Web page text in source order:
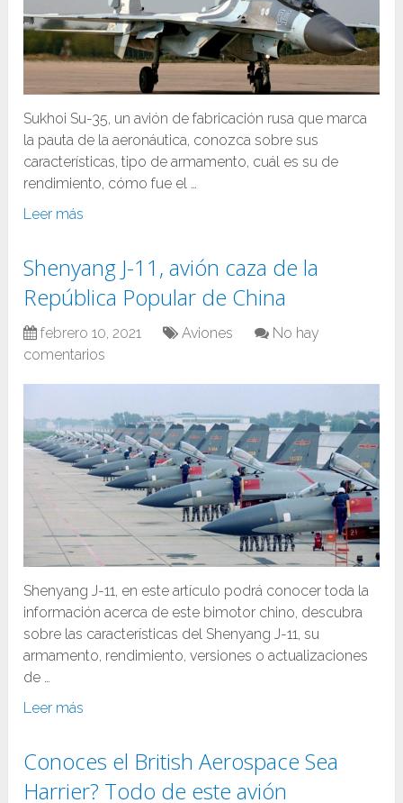
Sukhoi Su-35, un avión de fabricación rusa que marca
la pauta de la aeronáutica, conozca sobre sus
características, tipo de armamento, cuál es su de
rendimiento, cómo fue el …
Leer más
Shenyang J-11, avión caza de la
República Popular de China
febrero 10, 2021 Aviones
No hay
comentarios
Shenyang J-11, en este artículo podrá conocer toda la
información acerca de este bimotor chino, descubra
sobre las características del Shenyang J-11, su
armamento, rendimiento, versiones o actualizaciones
de …
Leer más
Conoces el British Aerospace Sea
Harrier? Todo de este avión